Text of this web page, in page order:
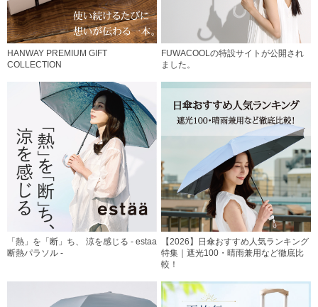
HANWAY PREMIUM GIFT
COLLECTION
FUWACOOLの特設サイトが公開され
ました。
「熱」を「断」ち、 涼を感じる - estaa
断熱パラソル -
【2026】日傘おすすめ人気ランキング
特集｜遮光100・晴雨兼用など徹底比
較！